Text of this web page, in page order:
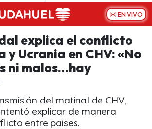
EN VIVO
explica el conflicto
y Ucrania en CHV: «No
ni malos…hay
del matinal de CHV,
explicar de manera
entre paises.